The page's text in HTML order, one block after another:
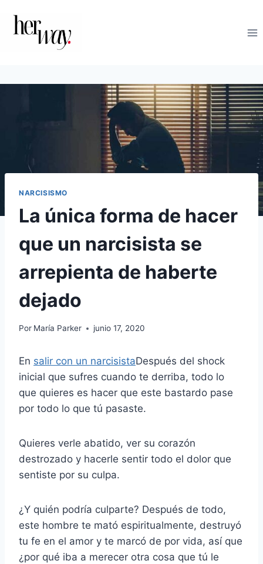
contenido
NARCISISMO
La única forma de hacer
que un narcisista se
arrepienta de haberte
dejado
Por María Parker junio 17, 2020
En salir con un narcisistaDespués del shock
inicial que sufres cuando te derriba, todo lo
que quieres es hacer que este bastardo pase
por todo lo que tú pasaste.
Quieres verle abatido, ver su corazón
destrozado y hacerle sentir todo el dolor que
sentiste por su culpa.
¿Y quién podría culparte? Después de todo,
este hombre te mató espiritualmente, destruyó
tu fe en el amor y te marcó de por vida, así que
¿por qué iba a merecer otra cosa que tú le